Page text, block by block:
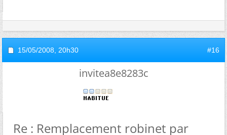
15/05/2008, 20h30 #16
invitea8e8283c
Re : Remplacement robinet par